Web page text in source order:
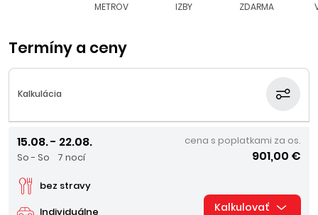
METROV
IZBY
ZDARMA
Termíny a ceny
Kalkulácia
15.08. - 22.08.
So - So 7 nocí
Individuálne
bez stravy
cena s poplatkami za os.
901,00 €
Kalkulovať